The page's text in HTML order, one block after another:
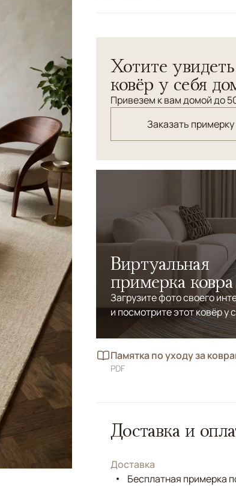
Коко Шанель. Уникальная
придаст вашему интерьеру
Хотите увидеть
ковёр у себя
Привезем к вам домой до
Заказать
Виртуальная
примерка ковра
Загрузите фото своего
и посмотрите этот ковёр у
Памятка по уходу за
PDF
Доставка и
Доставка
Бесплатная примерка